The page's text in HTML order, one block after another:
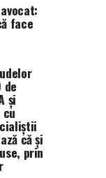
face
de
și
că și
prin